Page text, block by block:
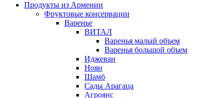
Продукты из Армении
Фруктовые консервации
Варенье
ВИТАЛ
Варенья малый объем
Варенья большой объем
Иджеван
Ноян
Шамб
Сады Арагаца
Агроянс